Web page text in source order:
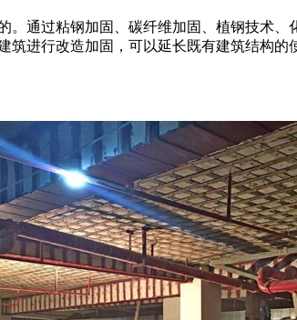
通过粘钢加固、碳纤维加固、植钢技术
进行改造加固，可以延长既有建筑结构